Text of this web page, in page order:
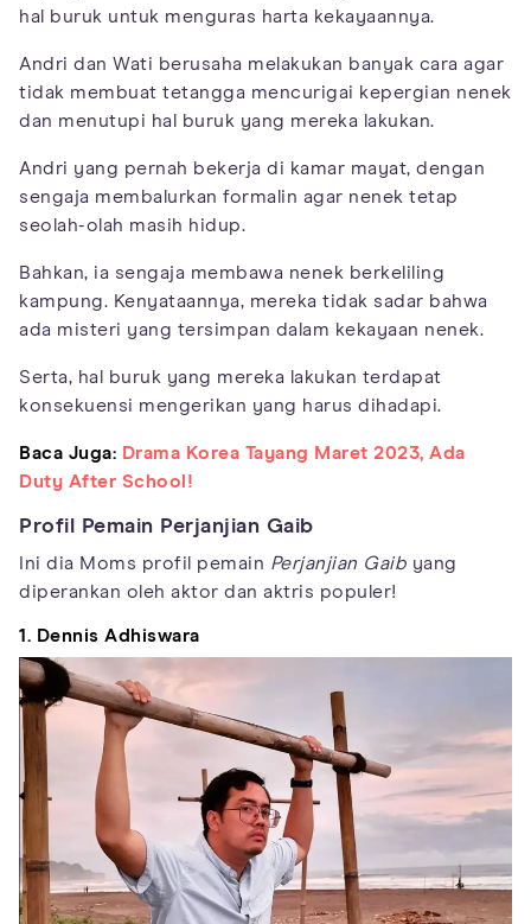
hal buruk untuk menguras harta kekayaannya.
Andri dan Wati berusaha melakukan banyak cara agar
tidak membuat tetangga mencurigai kepergian nenek
dan menutupi hal buruk yang mereka lakukan.
Andri yang pernah bekerja di kamar mayat, dengan
sengaja membalurkan formalin agar nenek tetap
seolah-olah masih hidup.
Bahkan, ia sengaja membawa nenek berkeliling
kampung. Kenyataannya, mereka tidak sadar bahwa
ada misteri yang tersimpan dalam kekayaan nenek.
Serta, hal buruk yang mereka lakukan terdapat
konsekuensi mengerikan yang harus dihadapi.
Baca Juga: Drama Korea Tayang Maret 2023, Ada
Duty After School!
Profil Pemain Perjanjian Gaib
Ini dia Moms profil pemain Perjanjian Gaib yang
diperankan oleh aktor dan aktris populer!
1. Dennis Adhiswara